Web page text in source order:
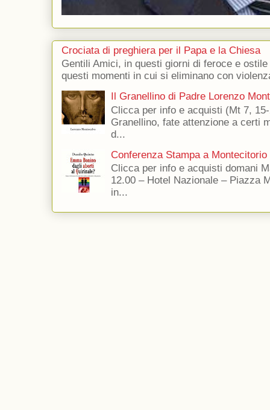
Crociata di preghiera per il Papa e la Chiesa
Gentili Amici, in questi giorni di feroce e
questi momenti in cui si eliminano con
Il Granellino di Padre Lorenzo
Clicca per info e acquisti (Mt 7,
Granellino, fate attenzione a certi
d...
Conferenza Stampa a Montecitorio
Clicca per info e acquisti domani
12.00 – Hotel Nazionale – Piazza
in...